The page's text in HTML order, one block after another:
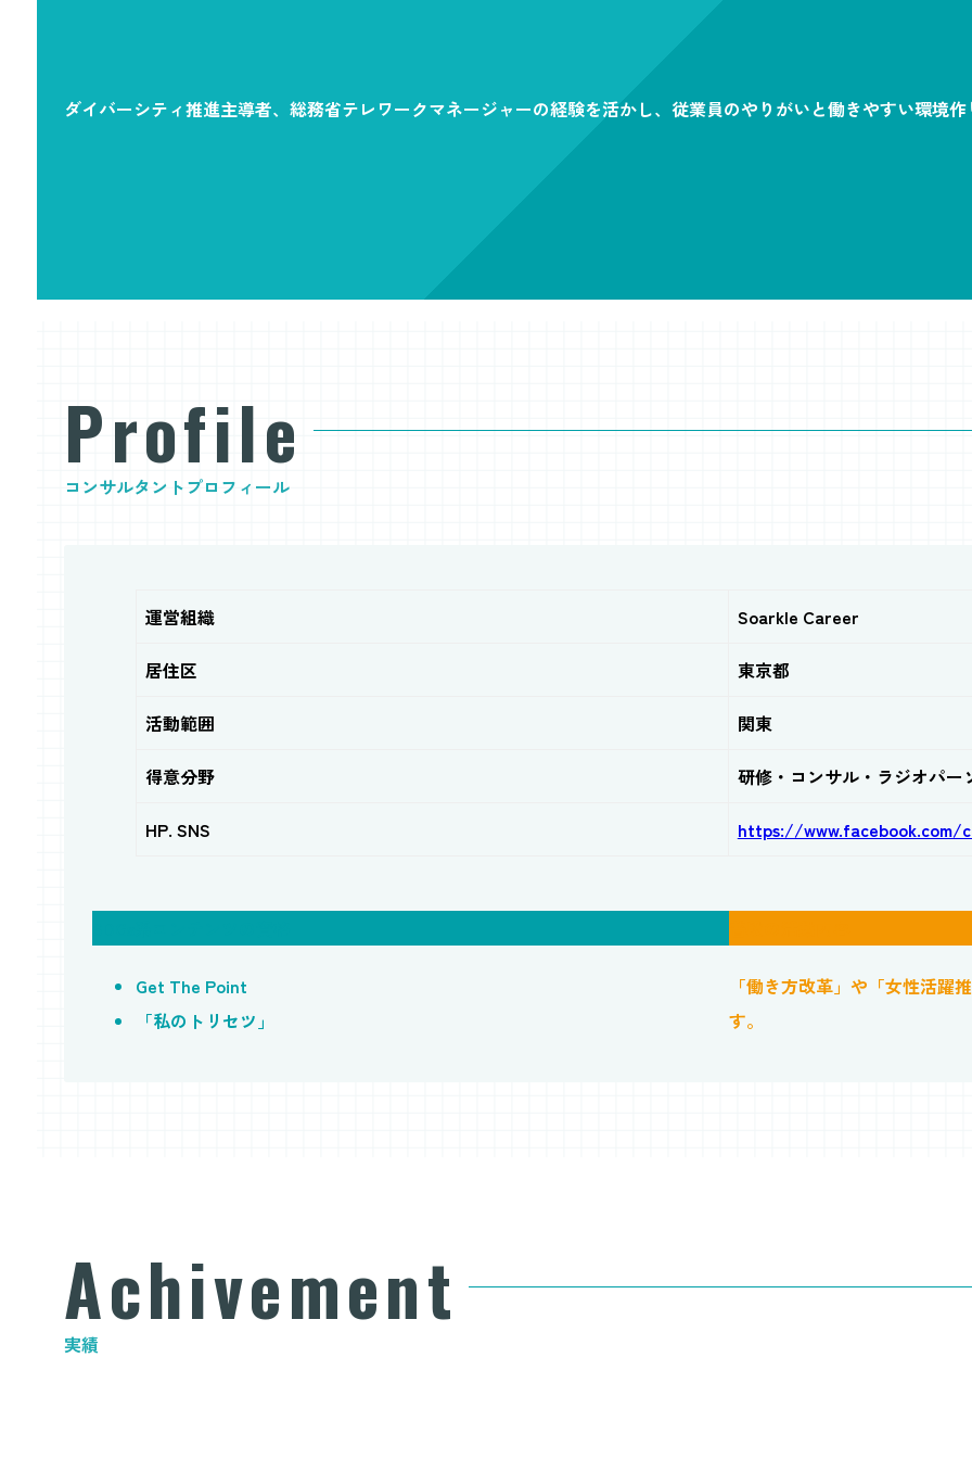
ダイバーシティ推進主導者、総務省テレワークマネージャーの経験を活かし、従業員のやりがいと働きやすい環境
Profile
コンサルタントプロフィール
運営組織 Soarkle Career
居住区 東京都
活動範囲 関東
得意分野 研修・コンサル・ラジオパー
HP. SNS https://www.facebook.com/
Get The Point
「私のトリセツ」
「働き方改革」や「女性活躍
す。
Achivement
実績